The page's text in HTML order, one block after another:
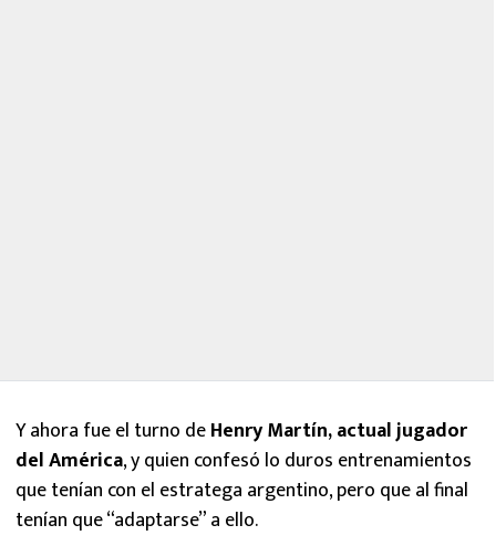
Y ahora fue el turno deHenry Martín, actual jugador
del América, y quien confesó lo duros entrenamientos
que tenían con el estratega argentino, pero que al final
tenían que “adaptarse” a ello.